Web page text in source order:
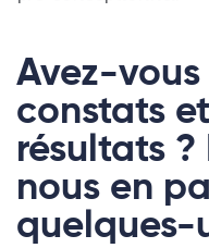
Avez-vous
constats
résultats ?
nous en
quelques-